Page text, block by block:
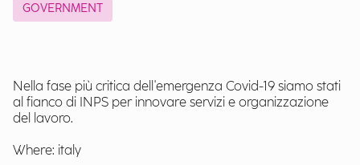
GOVERNMENT
Nella fase più critica dell'emergenza Covid-19 siamo stati
al fianco di INPS per innovare servizi e organizzazione
del lavoro.
Where: italy